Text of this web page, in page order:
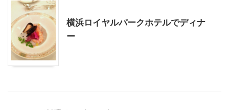
横浜ロイヤルパークホテルでディナ
ー